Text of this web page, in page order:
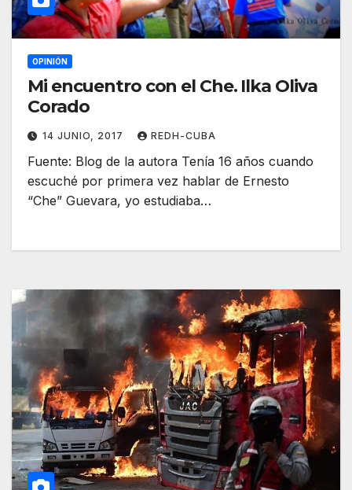
OPINIÓN
Mi encuentro con el Che. Ilka Oliva
Corado
14 JUNIO, 2017 REDH-CUBA
Fuente: Blog de la autora Tenía 16 años cuando
escuché por primera vez hablar de Ernesto
“Che” Guevara, yo estudiaba…